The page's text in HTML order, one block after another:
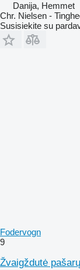
Danija, Hemmet
Chr. Nielsen -
Susisiekite su
Fodervogn
9
Žvaigždutė